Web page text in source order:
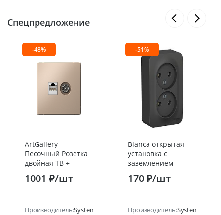
Спецпредложение
(ранее Schneider Electric)
-48%
ArtGallery
Песочный Розетка
двойная ТВ +
компьютерная RJ45,
кат. 5Е Systeme
1001 ₽/шт
Производитель:Systeme Electric (ранее Schneider Electric)
-51%
Blanca открытая
установка с
заземлением
Антрацит Розетка
2-ая без
(Schneider Electric)
170 ₽/шт
Производитель:Systeme